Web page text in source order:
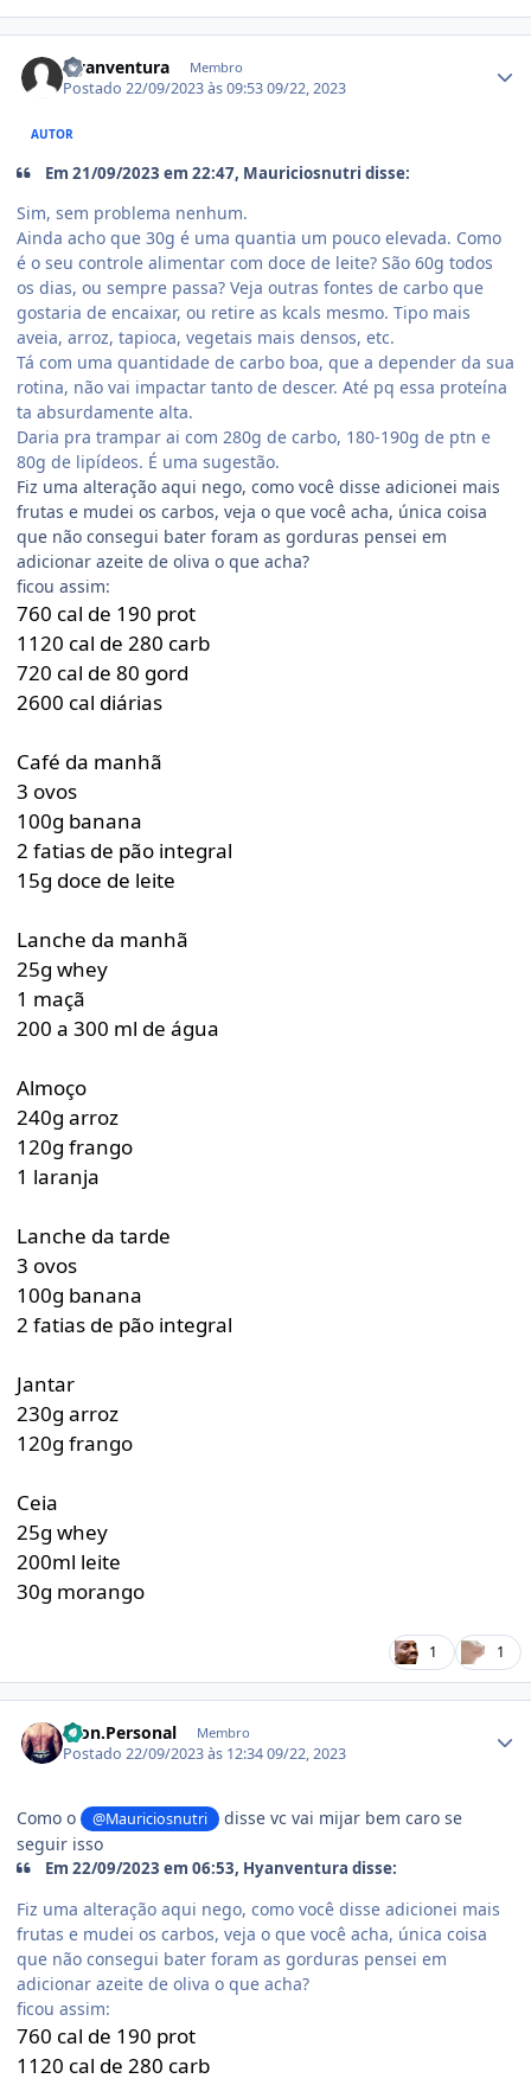
Hyanventura Membro
Postado22/09/2023 às 09:5309/22, 2023
AUTOR
Em 21/09/2023 em 22:47, Mauriciosnutri disse:
Sim, sem problema nenhum.
Ainda acho que 30g é uma quantia um pouco elevada. Como
é o seu controle alimentar com doce de leite? São 60g todos
os dias, ou sempre passa? Veja outras fontes de carbo que
gostaria de encaixar, ou retire as kcals mesmo. Tipo mais
aveia, arroz, tapioca, vegetais mais densos, etc.
Tá com uma quantidade de carbo boa, que a depender da sua
rotina, não vai impactar tanto de descer. Até pq essa proteína
ta absurdamente alta.
Daria pra trampar ai com 280g de carbo, 180-190g de ptn e
80g de lipídeos. É uma sugestão.
Fiz uma alteração aqui nego, como você disse adicionei mais
frutas e mudei os carbos, veja o que você acha, única coisa
que não consegui bater foram as gorduras pensei em
adicionar azeite de oliva o que acha?
ficou assim:
760 cal de 190 prot
1120 cal de 280 carb
720 cal de 80 gord
2600 cal diárias
Café da manhã
3 ovos
100g banana
2 fatias de pão integral
15g doce de leite
Lanche da manhã
25g whey
1 maçã
200 a 300 ml de água
Almoço
240g arroz
120g frango
1 laranja
Lanche da tarde
3 ovos
100g banana
2 fatias de pão integral
Jantar
230g arroz
120g frango
Ceia
25g whey
200ml leite
30g morango
1 1
Won.Personal Membro
Postado22/09/2023 às 12:3409/22, 2023
Como o @Mauriciosnutri
disse vc vai mijar bem caro se
seguir isso
Em 22/09/2023 em 06:53, Hyanventura disse:
Fiz uma alteração aqui nego, como você disse adicionei mais
frutas e mudei os carbos, veja o que você acha, única coisa
que não consegui bater foram as gorduras pensei em
adicionar azeite de oliva o que acha?
ficou assim:
760 cal de 190 prot
1120 cal de 280 carb